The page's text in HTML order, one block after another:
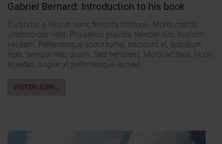
Gabriel Bernard: Introduction to his book
Curabitur a felis in nunc fringilla tristique. Morbi mattis
ullamcorper velit. Phasellus gravida semper nisi. Nullam
vel sem. Pellentesque libero tortor, tincidunt et, tincidunt
eget, semper nec, quam. Sed hendrerit. Morbi ac felis. Nunc
egestas, augue at pellentesque laoreet.
WEITERLESEN …